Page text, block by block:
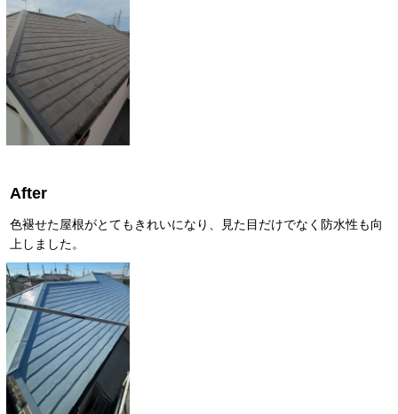
After
色褪せた屋根がとてもきれいになり、見た目だけでなく防水性も向
上しました。